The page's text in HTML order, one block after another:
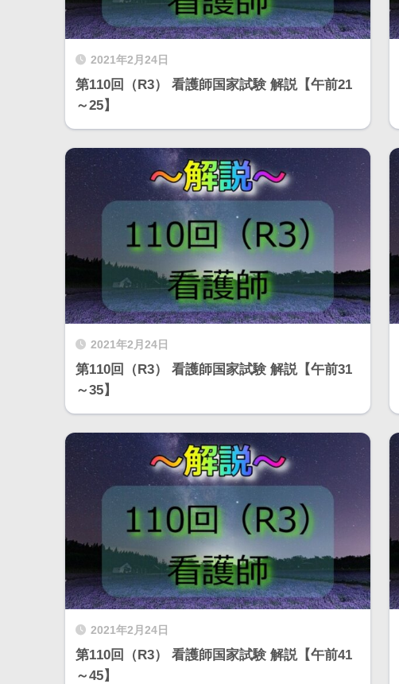
2021年2月24日
第110回（R3） 看護師国家試験 解説【午前21
～25】
2021年2月24日
第110回（R3） 看護師国家試験 解説【午前31
～35】
2021年2月24日
第110回（R3） 看護師国家試験 解説【午前41
～45】